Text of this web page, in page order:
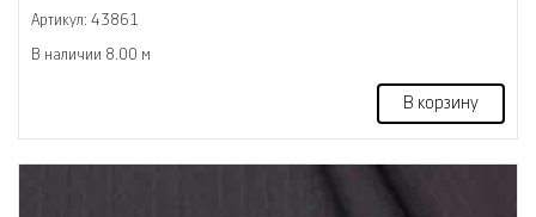
Артикул: 43861
В наличии 8.00 м
В корзину